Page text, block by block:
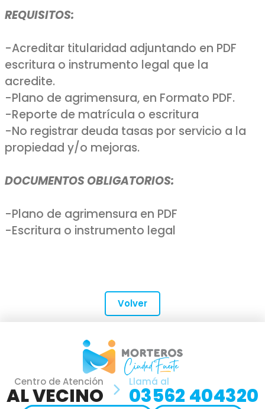
REQUISITOS:
-Acreditar titularidad adjuntando en PDF
escritura o instrumento legal que la
acredite.
-Plano de agrimensura, en Formato PDF.
-Reporte de matrícula o escritura
-No registrar deuda tasas por servicio a la
propiedad y/o mejoras.
DOCUMENTOS OBLIGATORIOS:
-Plano de agrimensura en PDF
-Escritura o instrumento legal
Volver
Centro de Atención
AL VECINO
Llamá al
03562 404320